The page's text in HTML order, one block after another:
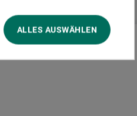
ALLES AUSWÄHLEN